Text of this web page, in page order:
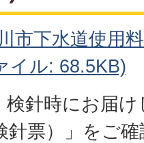
市下水道使用
イル: 68.5KB)
検針時にお届
針票）」をご